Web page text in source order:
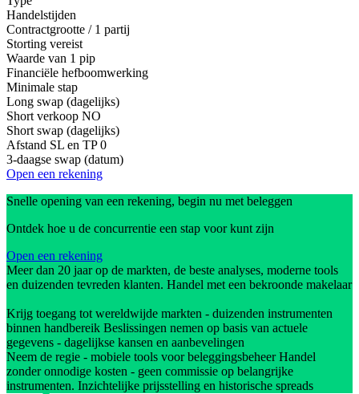
Handelstijden
Contractgrootte / 1 partij
Storting vereist
Waarde van 1 pip
Financiële hefboomwerking
Minimale stap
Long swap (dagelijks)
Short verkoop NO
Short swap (dagelijks)
Afstand SL en TP 0
3-daagse swap (datum)
Open een rekening
Snelle opening van een rekening, begin nu met beleggen
Ontdek hoe u de concurrentie een stap voor kunt zijn
Open een rekening
Meer dan 20 jaar op de markten, de beste analyses, moderne tools
en duizenden tevreden klanten. Handel met een bekroonde makelaar
Krijg toegang tot wereldwijde markten - duizenden instrumenten
binnen handbereik Beslissingen nemen op basis van actuele
gegevens - dagelijkse kansen en aanbevelingen
Neem de regie - mobiele tools voor beleggingsbeheer Handel
zonder onnodige kosten - geen commissie op belangrijke
instrumenten. Inzichtelijke prijsstelling en historische spreads